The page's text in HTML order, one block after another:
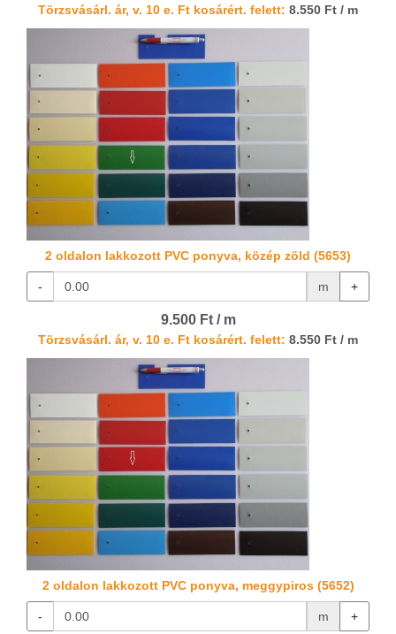
Törzsvásárl. ár, v. 10 e. Ft kosárért. felett: 8.550 Ft / m
2 oldalon lakkozott PVC ponyva, közép zöld (5653)
- m +
9.500 Ft / m
Törzsvásárl. ár, v. 10 e. Ft kosárért. felett: 8.550 Ft / m
2 oldalon lakkozott PVC ponyva, meggypiros (5652)
- m +